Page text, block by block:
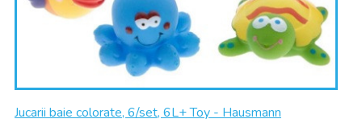
Jucarii baie colorate, 6/set, 6L+ Toy - Hausmann